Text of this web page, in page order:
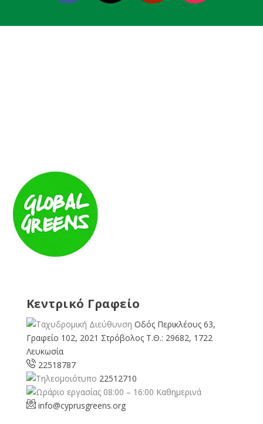
Κεντρικό Γραφείο
Οδός Περικλέους 63,
Γραφείο 102, 2021 Στρόβολος Τ.Θ.: 29682, 1722
Λευκωσία
22518787
22512710
08:00 – 16:00 Καθημερινά
info@cyprusgreens.org